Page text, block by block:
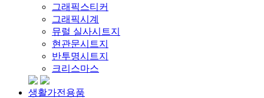
그래픽스티커
그래픽시계
뮤럴 실사시트지
현관문시트지
반투명시트지
크리스마스
생활가전용품